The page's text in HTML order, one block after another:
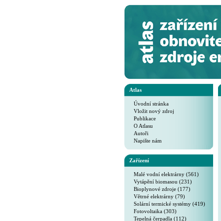
Atlas
Úvodní stránka
Vložit nový zdroj
Publikace
O Atlasu
Autoři
Napište nám
Zařízení
Malé vodní elektrárny (561)
Vytápění biomasou (231)
Bioplynové zdroje (177)
Větrné elektrárny (79)
Solární termické systémy (419)
Fotovoltaika (303)
Tepelná čerpadla (112)